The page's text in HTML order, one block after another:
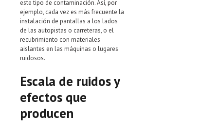
este tipo de contaminación. Así, por
ejemplo, cada vez es más frecuente la
instalación de pantallas a los lados
de las autopistas o carreteras, o el
recubrimiento con materiales
aislantes en las máquinas o lugares
ruidosos.
Escala de ruidos y
efectos que
producen